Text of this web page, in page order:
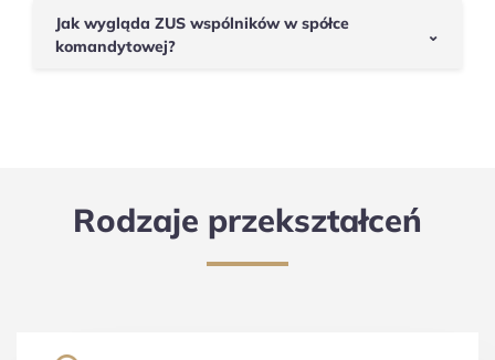
prawa handlowego jest przykładem sukcesji
uniwersalnej. Oznacza to, że na następcę
Jak wygląda ZUS wspólników w spółce
komandytowej?
⌄
zadeklarowana kwota, która nie może być
niższa od 60% prognozowanego przeciętnego
wynagrodzenia miesięcznego. Podstawą
Rodzaje przekształceń